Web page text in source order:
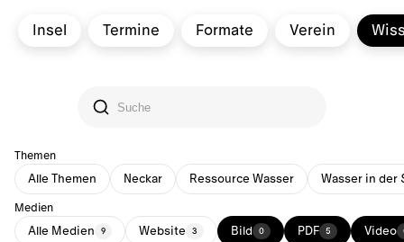
Insel Termine Formate Verein
Themen
Alle Themen Neckar Ressource Wasser Wasser in der
Medien
Alle Medien 9 Website 3 Bild 0 PDF 5 Video